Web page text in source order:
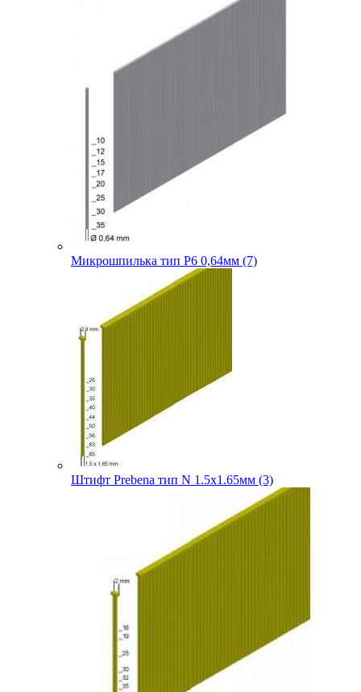
Микрошпилька тип P6 0,64мм (7)
Штифт Prebena тип N 1.5х1.65мм (3)